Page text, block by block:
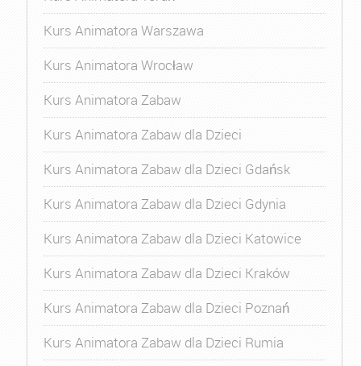
Kurs Animatora Warszawa
Kurs Animatora Wrocław
Kurs Animatora Zabaw
Kurs Animatora Zabaw dla Dzieci
Kurs Animatora Zabaw dla Dzieci Gdańsk
Kurs Animatora Zabaw dla Dzieci Gdynia
Kurs Animatora Zabaw dla Dzieci Katowice
Kurs Animatora Zabaw dla Dzieci Kraków
Kurs Animatora Zabaw dla Dzieci Poznań
Kurs Animatora Zabaw dla Dzieci Rumia